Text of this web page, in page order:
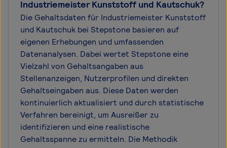
Industriemeister Kunststoff und Kautschuk?
Die Gehaltsdaten für Industriemeister Kunststoff
und Kautschuk bei Stepstone basieren auf
eigenen Erhebungen und umfassenden
Datenanalysen. Dabei wertet Stepstone eine
Vielzahl von Gehaltsangaben aus
Stellenanzeigen, Nutzerprofilen und direkten
Gehaltseingaben aus. Diese Daten werden
kontinuierlich aktualisiert und durch statistische
Verfahren bereinigt, um Ausreißer zu
identifizieren und eine realistische
Gehaltsspanne zu ermitteln. Die Methodik